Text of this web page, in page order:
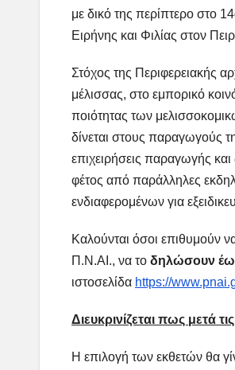
με δικό της περίπτερο στο
Ειρήνης και Φιλίας στον
Στόχος της Περιφερειακής
μέλισσας, στο εμπορικό
ποιότητας των
δίνεται στους παραγωγούς
επιχειρήσεις παραγωγής
φέτος από παράλληλες
ενδιαφερομένων για
Καλούνται όσοι επιθυμούν
Π.Ν.ΑΙ., να το δηλώσουν
ιστοσελίδα https://
Διευκρινίζεται πως μετά
Η επιλογή των εκθετών θα